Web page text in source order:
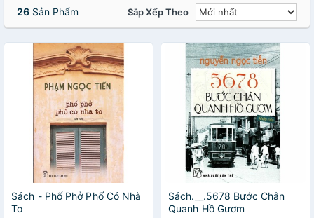
26 Sản Phẩm Sắp Xếp Theo
Sách - Phố Phở Phố Có Nhà
To
Sách.__.5678 Bước Chân
Quanh Hồ Gươm